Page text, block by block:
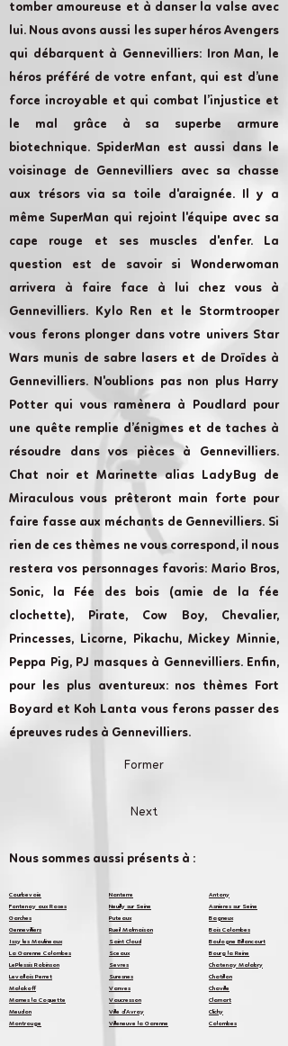
tomber amoureuse et à danser la valse avec
lui. Nous avons aussi les super héros Avengers
qui débarquent à Gennevilliers: Iron Man, le
héros préféré de votre enfant, qui est d’une
force incroyable et qui combat l’injustice et
le mal grâce à sa superbe armure
biotechnique. SpiderMan est aussi dans le
voisinage de Gennevilliers avec sa chasse
aux trésors via sa toile d'araignée. Il y a
même SuperMan qui rejoint l'équipe avec sa
cape rouge et ses muscles d'enfer. La
question est de savoir si Wonderwoman
arrivera à faire face à lui chez vous à
Gennevilliers. Kylo Ren et le Stormtrooper
vous ferons plonger dans votre univers Star
Wars munis de sabre lasers et de Droïdes à
Gennevilliers. N'oublions pas non plus Harry
Potter qui vous ramènera à Poudlard pour
une quête remplie d’énigmes et de taches à
résoudre dans vos pièces à Gennevilliers.
Chat noir et Marinette alias LadyBug de
Miraculous vous prêteront main forte pour
faire fasse aux méchants de Gennevilliers. Si
rien de ces thèmes ne vous correspond, il nous
restera vos personnages favoris: Mario Bros,
Sonic, la Fée des bois (amie de la fée
clochette), Pirate, Cow Boy, Chevalier,
Princesses, Licorne, Pikachu, Mickey Minnie,
Peppa Pig, PJ masques à Gennevilliers. Enfin,
pour les plus aventureux: nos thèmes Fort
Boyard et Koh Lanta vous ferons passer des
épreuves rudes à Gennevilliers.
Former
Next
Nous sommes aussi présents à :
​Courbevoie
Fontenay aux Roses
Garches
Gennevilliers
Issy les Moulineaux
La Garenne Colombes
LePlessis Robinson
Levallois Perret
Malakoff
Marnes la Coquette
Meudon
Montrouge
Nanterre
Neuilly sur Seine
Puteaux
Rueil Malmaison
Saint Cloud
Sceaux
Sevres
Suresnes
Vanves
Vaucresson
Ville d'Avray
Villeneuve la Garenne
Antony
Asnieres sur Seine
Bagneux
Bois Colombes
Boulogne Billancourt
Bourg la Reine
Chatenay Malabry
Chatillon
Chaville
Clamart
Clichy
Colombes